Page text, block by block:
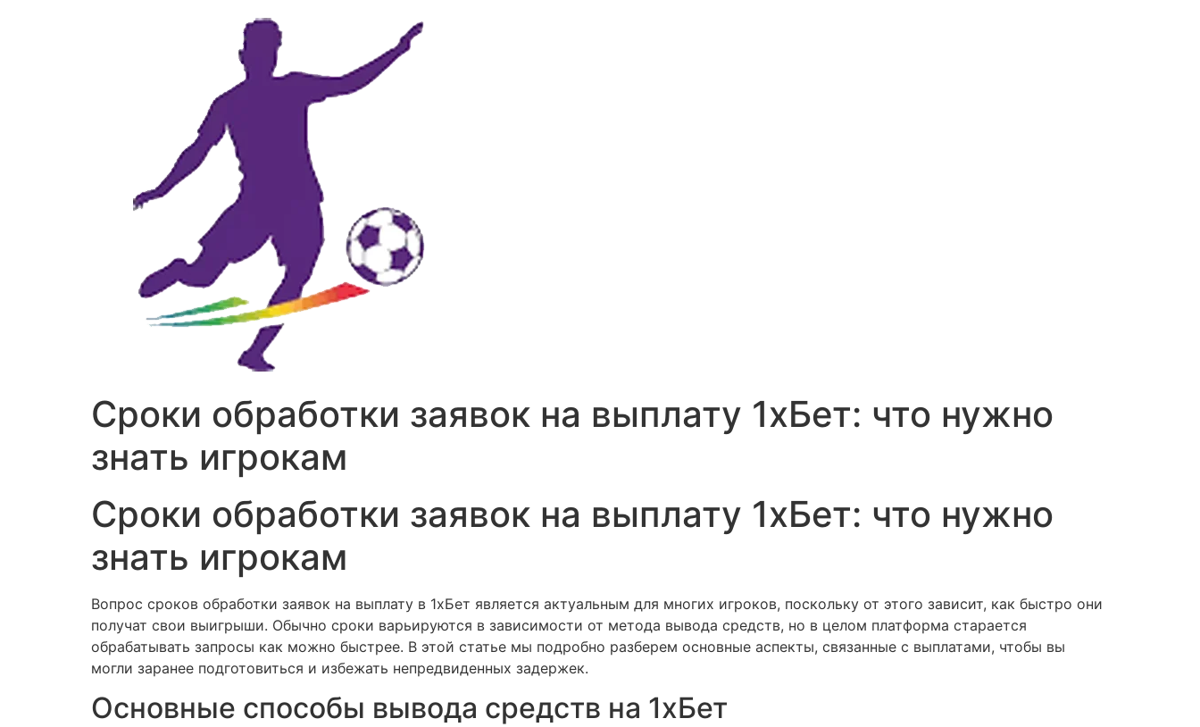
Сроки обработки заявок на выплату 1хБет: что нужно
знать игрокам
Сроки обработки заявок на выплату 1хБет: что нужно
знать игрокам
Вопрос сроков обработки заявок на выплату в 1хБет является актуальным для многих игроков, поскольку от этого зависит, как быстро они
получат свои выигрыши. Обычно сроки варьируются в зависимости от метода вывода средств, но в целом платформа старается
обрабатывать запросы как можно быстрее. В этой статье мы подробно разберем основные аспекты, связанные с выплатами, чтобы вы
могли заранее подготовиться и избежать непредвиденных задержек.
Основные способы вывода средств на 1хБет